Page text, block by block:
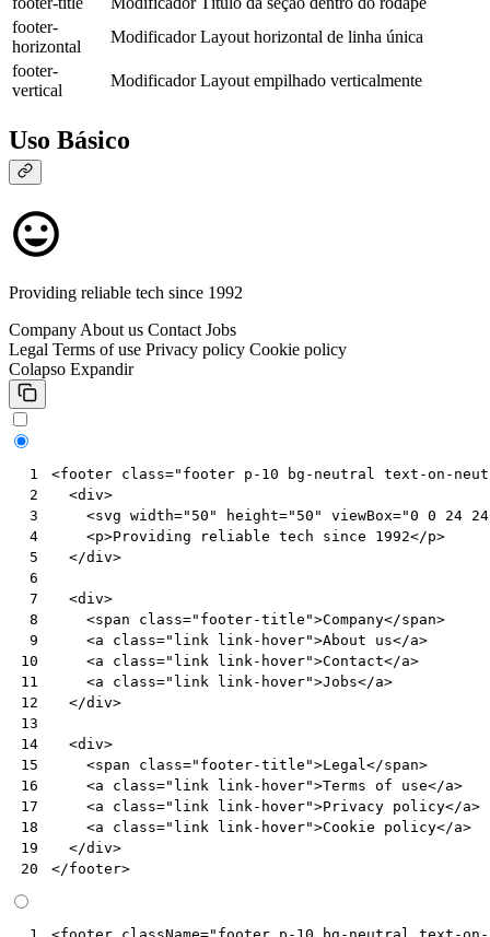
footer-
horizontal
Modificador Layout horizontal de linha única
footer-
vertical
Modificador Layout empilhado verticalmente
Uso Básico
Providing reliable tech since 1992
Company About us Contact Jobs
Legal Terms of use Privacy policy Cookie policy
Colapso Expandir
1
2
3
4
5
6
7
8
9
10
11
12
13
14
15
16
17
18
19
20
<footer class="footer p-10 bg-neutral text-on-
<div>
<svg width="50" height="50" viewBox="0 0 24
<p>Providing reliable tech since 1992</p>
</div>
<div>
<span class="footer-title">Company</span>
<a class="link link-hover">About us</a>
<a class="link link-hover">Contact</a>
<a class="link link-hover">Jobs</a>
</div>
<div>
<span class="footer-title">Legal </span>
<a class="link link-hover">Terms of use</a>
<a class="link link-hover">Privacy policy</a>
<a class="link link-hover">Cookie policy</a>
</div>
</footer>